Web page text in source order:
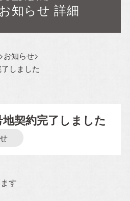
NOTEー
知らせ 詳細
>お知らせ>
しました
契約完了しました
す